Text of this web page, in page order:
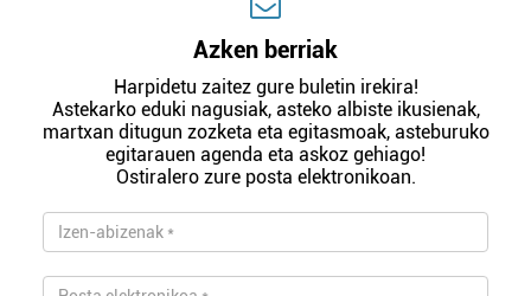
Azken berriak
Harpidetu zaitez gure buletin irekira!
Astekarko eduki nagusiak, asteko albiste ikusienak,
martxan ditugun zozketa eta egitasmoak, asteburuko
egitarauen agenda eta askoz gehiago!
Ostiralero zure posta elektronikoan.